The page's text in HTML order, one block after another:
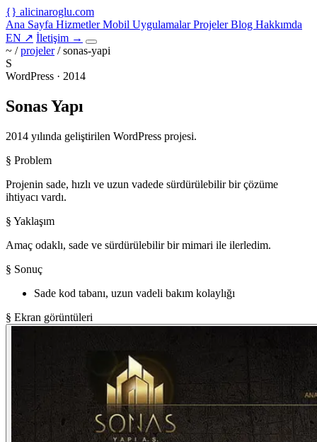
{} alicinaroglu.com
Ana Sayfa HizmetlerMobil UygulamalarProjelerBlog Hakkımda
EN ↗ İletişim →
~ /projeler/sonas-yapi
S
WordPress · 2014
Sonas Yapı
2014 yılında geliştirilen WordPress projesi.
§ Problem
Projenin sade, hızlı ve uzun vadede sürdürülebilir bir çözüme
ihtiyacı vardı.
§ Yaklaşım
Amaç odaklı, sade ve sürdürülebilir bir mimari ile ilerledim.
§ Sonuç
Sade kod tabanı, uzun vadeli bakım kolaylığı
§ Ekran görüntüleri